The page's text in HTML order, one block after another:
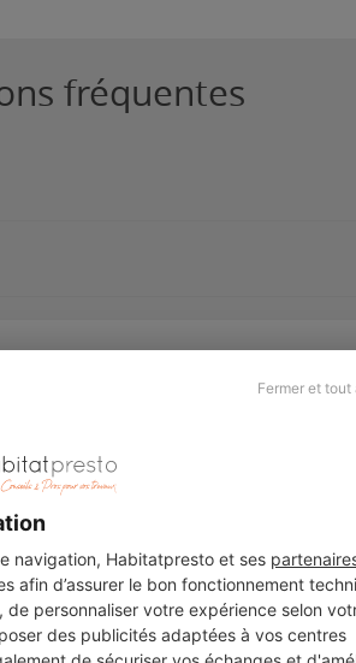
Fermer et
navigation, Habitatpresto et ses
afin d’assurer le bon fonctionnement
de personnaliser votre expérience selon
des publicités adaptées à vos centres
fréquentes
Légal
Charte cookies